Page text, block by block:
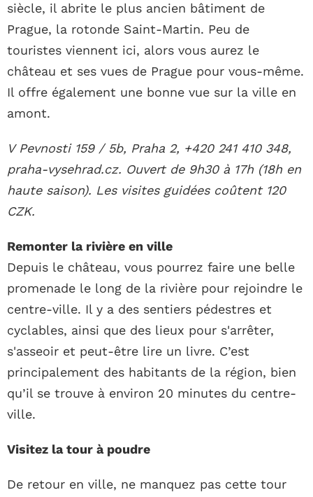
siècle, il abrite le plus ancien bâtiment de
Prague, la rotonde Saint-Martin. Peu de
touristes viennent ici, alors vous aurez le
château et ses vues de Prague pour vous-même.
Il offre également une bonne vue sur la ville en
amont.
V Pevnosti 159 / 5b, Praha 2, +420 241 410 348,
praha-vysehrad.cz. Ouvert de 9h30 à 17h (18h en
haute saison). Les visites guidées coûtent 120
CZK.
Remonter la rivière en ville
Depuis le château, vous pourrez faire une belle
promenade le long de la rivière pour rejoindre le
centre-ville. Il y a des sentiers pédestres et
cyclables, ainsi que des lieux pour s'arrêter,
s'asseoir et peut-être lire un livre. C’est
principalement des habitants de la région, bien
qu’il se trouve à environ 20 minutes du centre-
ville.
Visitez la tour à poudre
De retour en ville, ne manquez pas cette tour